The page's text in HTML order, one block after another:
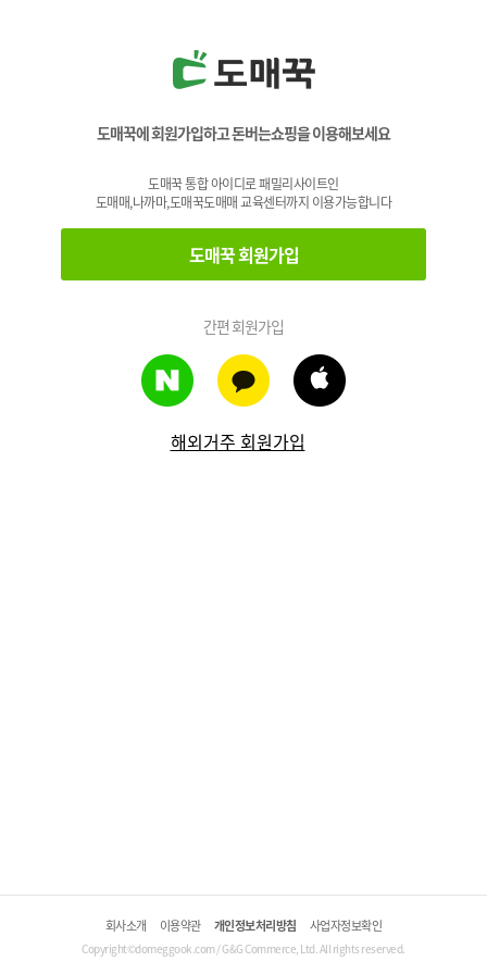
도매꾹에 회원가입하고 돈버는쇼핑을 이용해보세요
도매꾹 통합 아이디로 패밀리사이트인
도매매,나까마,도매꾹도매매 교육센터까지 이용가능합니다
도매꾹 회원가입
간편 회원가입
해외거주 회원가입
회사소개 이용약관 개인정보처리방침 사업자정보확인
Copyright©domeggook.com / G&G Commerce, Ltd. All rights reserved.